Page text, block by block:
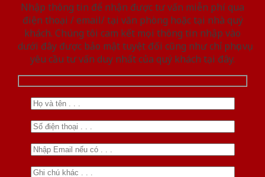
Nhập thông tin để nhận được tư vấn miễn phí qua
điện thoại / email/ tại văn phòng hoặc tại nhà quý
khách. Chúng tôi cam kết mọi thông tin nhập vào
dưới đây được bảo mật tuyệt đối cũng như chỉ phục vụ
yêu cầu tư vấn duy nhất của quý khách tại đây.